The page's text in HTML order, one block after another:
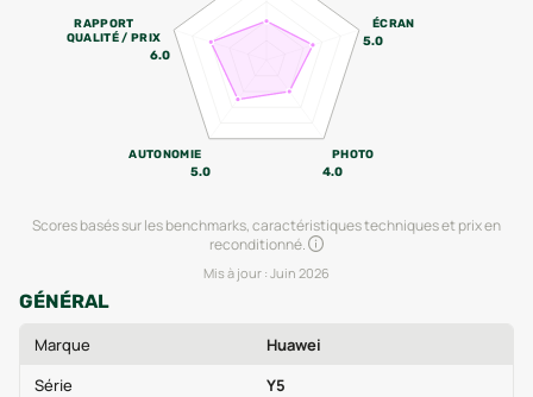
ÉCRAN
5.0
PHOTO
4.0
AUTONOMIE
5.0
RAPPORT
QUALITÉ / PRIX
6.0
Scores basés sur les benchmarks, caractéristiques techniques et prix en
reconditionné.
Mis à jour : Juin 2026
GÉNÉRAL
Marque
Huawei
Série
Y5